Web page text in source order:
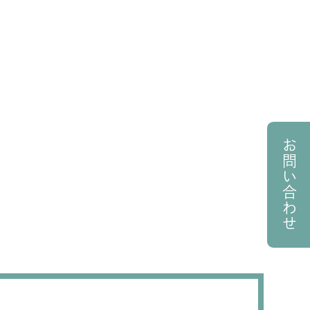
お問い合わせ